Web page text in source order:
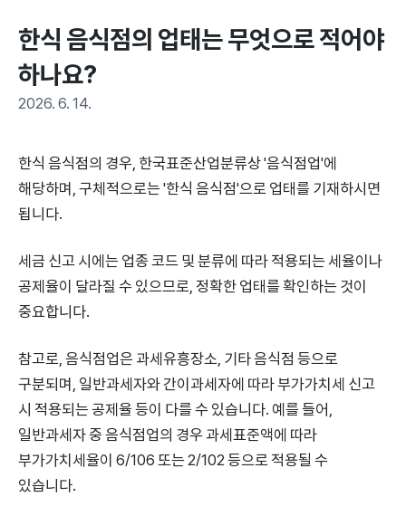
한식 음식점의 업태는 무엇으로 적어야
하나요?
2026. 6. 14.
한식 음식점의 경우, 한국표준산업분류상 '음식점업'에
해당하며, 구체적으로는 '한식 음식점'으로 업태를 기재하시면
됩니다.
세금 신고 시에는 업종 코드 및 분류에 따라 적용되는 세율이나
공제율이 달라질 수 있으므로, 정확한 업태를 확인하는 것이
중요합니다.
참고로, 음식점업은 과세유흥장소, 기타 음식점 등으로
구분되며, 일반과세자와 간이과세자에 따라 부가가치세 신고
시 적용되는 공제율 등이 다를 수 있습니다. 예를 들어,
일반과세자 중 음식점업의 경우 과세표준액에 따라
부가가치세율이 6/106 또는 2/102 등으로 적용될 수
있습니다.